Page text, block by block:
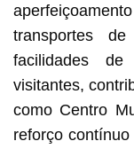
transportes
facilidades
visitantes,
como Centro
reforço